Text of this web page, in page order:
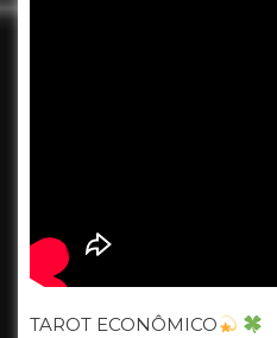
TAROT ECONÔMICO